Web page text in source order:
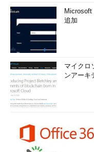
Microsoft
追加
マイクロ
ンアーキ